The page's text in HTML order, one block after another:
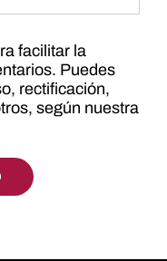
facilitar la
Puedes
rectificación,
según nuestra